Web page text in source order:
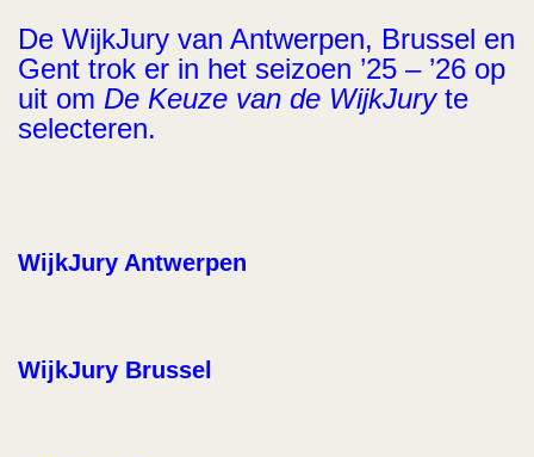
De WijkJury van Antwerpen, Brussel en
Gent trok er in het seizoen ’25 – ’26 op
uit om De Keuze van de WijkJuryte
selecteren.
WijkJury Antwerpen
WijkJury Brussel